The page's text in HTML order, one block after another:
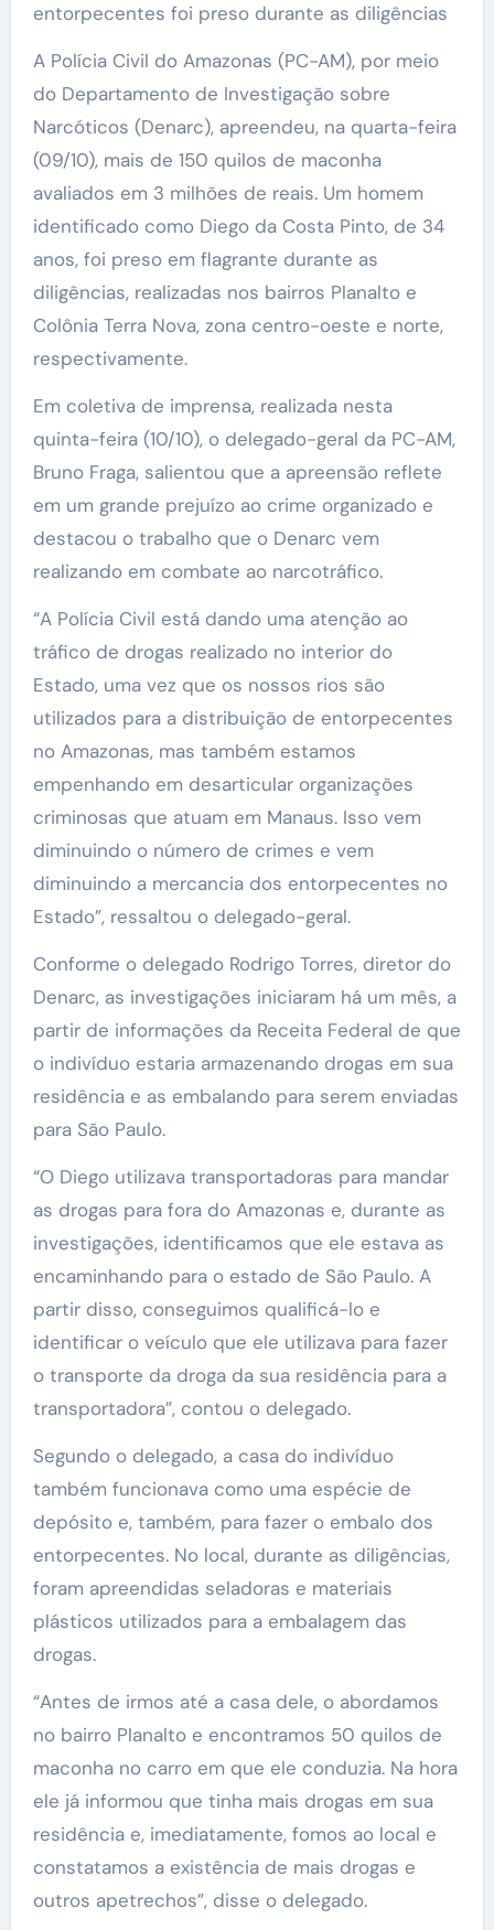
entorpecentes foi preso durante as diligências
A Polícia Civil do Amazonas (PC-AM), por meio
do Departamento de Investigação sobre
Narcóticos (Denarc), apreendeu, na quarta-feira
(09/10), mais de 150 quilos de maconha
avaliados em 3 milhões de reais. Um homem
identificado como Diego da Costa Pinto, de 34
anos, foi preso em flagrante durante as
diligências, realizadas nos bairros Planalto e
Colônia Terra Nova, zona centro-oeste e norte,
respectivamente.
Em coletiva de imprensa, realizada nesta
quinta-feira (10/10), o delegado-geral da PC-AM,
Bruno Fraga, salientou que a apreensão reflete
em um grande prejuízo ao crime organizado e
destacou o trabalho que o Denarc vem
realizando em combate ao narcotráfico.
“A Polícia Civil está dando uma atenção ao
tráfico de drogas realizado no interior do
Estado, uma vez que os nossos rios são
utilizados para a distribuição de entorpecentes
no Amazonas, mas também estamos
empenhando em desarticular organizações
criminosas que atuam em Manaus. Isso vem
diminuindo o número de crimes e vem
diminuindo a mercancia dos entorpecentes no
Estado”, ressaltou o delegado-geral.
Conforme o delegado Rodrigo Torres, diretor do
Denarc, as investigações iniciaram há um mês, a
partir de informações da Receita Federal de que
o indivíduo estaria armazenando drogas em sua
residência e as embalando para serem enviadas
para São Paulo.
“O Diego utilizava transportadoras para mandar
as drogas para fora do Amazonas e, durante as
investigações, identificamos que ele estava as
encaminhando para o estado de São Paulo. A
partir disso, conseguimos qualificá-lo e
identificar o veículo que ele utilizava para fazer
o transporte da droga da sua residência para a
transportadora”, contou o delegado.
Segundo o delegado, a casa do indivíduo
também funcionava como uma espécie de
depósito e, também, para fazer o embalo dos
entorpecentes. No local, durante as diligências,
foram apreendidas seladoras e materiais
plásticos utilizados para a embalagem das
drogas.
“Antes de irmos até a casa dele, o abordamos
no bairro Planalto e encontramos 50 quilos de
maconha no carro em que ele conduzia. Na hora
ele já informou que tinha mais drogas em sua
residência e, imediatamente, fomos ao local e
constatamos a existência de mais drogas e
outros apetrechos”, disse o delegado.